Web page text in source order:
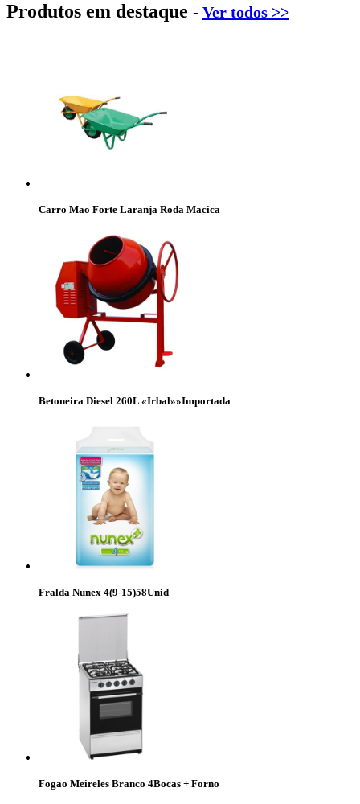
Produtos em destaque - Ver todos >>
Carro Mao Forte Laranja Roda Macica
Betoneira Diesel 260L «Irbal»»Importada
Fralda Nunex 4(9-15)58Unid
Fogao Meireles Branco 4Bocas + Forno